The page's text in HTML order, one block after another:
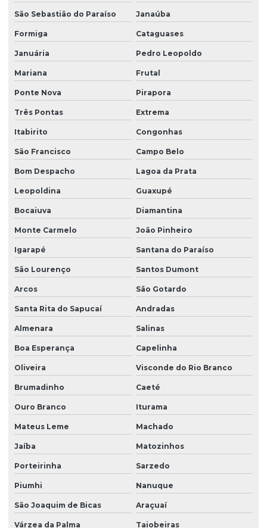
Reforma de caminho de rolamento
Reforma de ponte rolante em am
Reforma de ponte rolante em pr
Reforma de ponte rolante em rs
Reforma de ponte rolante em sc
Reforma de ponte rolante em sp
Reforma de talha elétrica
Reforma de talha elétrica em am
Reforma de talha elétrica em sc
Representação swf krantechnik brasil
Retrofit de pontes rolantes
Sistema festoon para pontes rolantes
Talha elétrica de corrente
Talha elétrica para ponte rolante
Talhas elétricas de cabo de aço
Talhas elétricas de cabo de aço swf
Talhas elétricas de corrente swf
Topografia caminho de rolamento
Treinamento para operadores de ponte rolante
Treinamento de ponte rolante
Trilhos de rolamento para pontes rolantes
São Sebastião do Paraíso Janaúba
Formiga Cataguases
Januária Pedro Leopoldo
Mariana Frutal
Ponte Nova Pirapora
Três Pontas Extrema
Itabirito Congonhas
São Francisco Campo Belo
Bom Despacho Lagoa da Prata
Leopoldina Guaxupé
Bocaiuva Diamantina
Monte Carmelo João Pinheiro
Igarapé Santana do Paraíso
São Lourenço Santos Dumont
Arcos São Gotardo
Santa Rita do Sapucaí Andradas
Almenara Salinas
Boa Esperança Capelinha
Oliveira Visconde do Rio Branco
Brumadinho Caeté
Ouro Branco Iturama
Mateus Leme Machado
Jaíba Matozinhos
Porteirinha Sarzedo
Piumhi Nanuque
São Joaquim de Bicas Araçuaí
Várzea da Palma Taiobeiras